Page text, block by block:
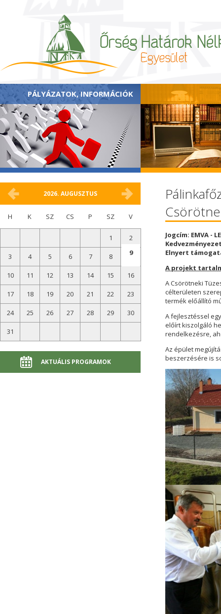
PÁLYÁZATOK, INFORMÁCIÓK
2026. AUGUSZTUS
H K SZ CS P SZ V
1 2
3 4 5 6 7 8 9
10 11 12 13 14 15 16
17 18 19 20 21 22 23
24 25 26 27 28 29 30
31
AKTUÁLIS PROGRAMOK
Jogcím: EMVA -
Elnyert
A projekt
A Csörötneki
célterületen
termék előállító
A fejlesztéssel
előírt kiszolgáló
rendelkezésre,
Az épület
beszerzésére is